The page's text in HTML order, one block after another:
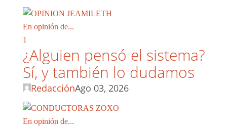
En opinión de...
1
¿Alguien pensó el sistema?
Sí, y también lo dudamos
RedacciónAgo 03, 2026
En opinión de...